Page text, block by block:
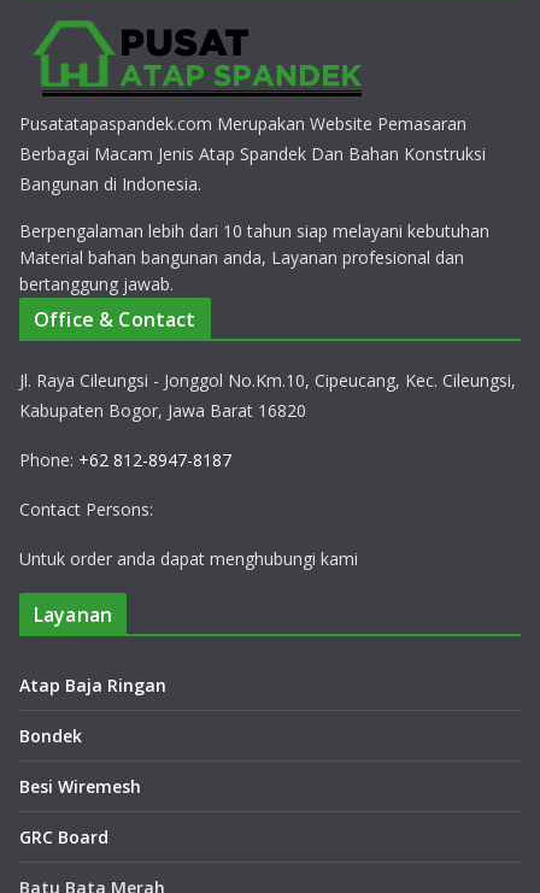
Pusatatapaspandek.com Merupakan Website Pemasaran
Berbagai Macam Jenis Atap Spandek Dan Bahan Konstruksi
Bangunan di Indonesia.
Berpengalaman lebih dari 10 tahun siap melayani kebutuhan
Material bahan bangunan anda, Layanan profesional dan
bertanggung jawab.
Office & Contact
Jl. Raya Cileungsi - Jonggol No.Km.10, Cipeucang, Kec. Cileungsi,
Kabupaten Bogor, Jawa Barat 16820
Phone: +62 812-8947-8187
Contact Persons:
Untuk order anda dapat menghubungi kami
Layanan
Atap Baja Ringan
Bondek
Besi Wiremesh
GRC Board
Batu Bata Merah